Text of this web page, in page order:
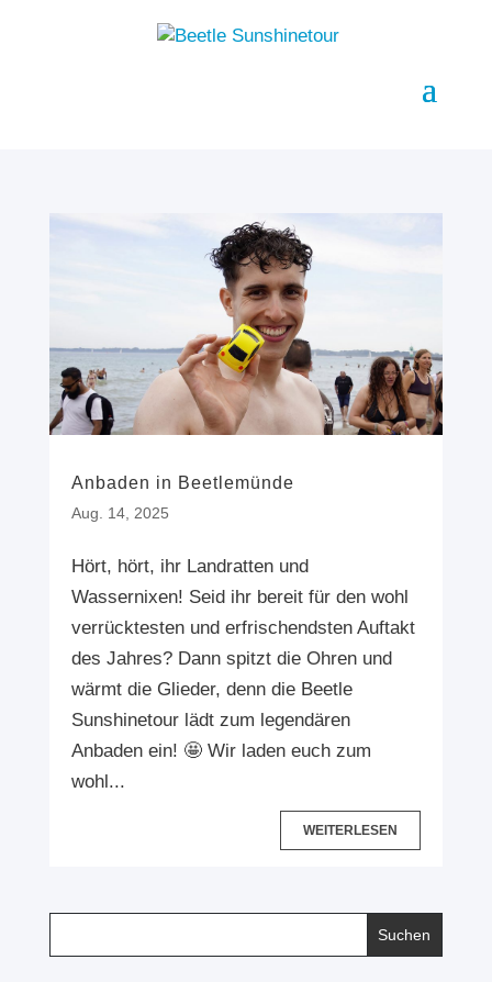
Anbaden in Beetlemünde
Aug. 14, 2025
Hört, hört, ihr Landratten und
Wassernixen! Seid ihr bereit für den wohl
verrücktesten und erfrischendsten Auftakt
des Jahres? Dann spitzt die Ohren und
wärmt die Glieder, denn die Beetle
Sunshinetour lädt zum legendären
Anbaden ein! 🤩 Wir laden euch zum
wohl...
WEITERLESEN